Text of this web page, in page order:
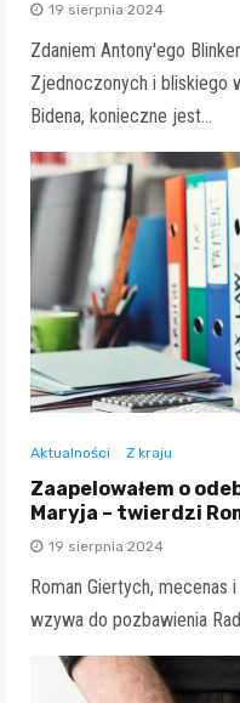
19 sierpnia 2024
Zdaniem Antony'ego
Zjednoczonych i bliskiego
Bidena, konieczne jest…
Aktualności Z kraju
Zaapelowałem o
Maryja – twierdzi
19 sierpnia 2024
Roman Giertych, mecenas
wzywa do pozbawienia